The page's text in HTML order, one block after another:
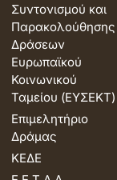
Συντονισμού και
Παρακολούθησης
Δράσεων
Ευρωπαϊκού
Κοινωνικού
Ταμείου (ΕΥΣΕΚΤ)
Επιμελητήριο
Δράμας
ΚΕΔΕ